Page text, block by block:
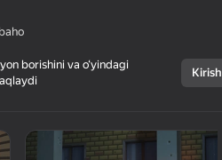
Bekor qilish
16+
borishini va o‘yindagi
Kirish